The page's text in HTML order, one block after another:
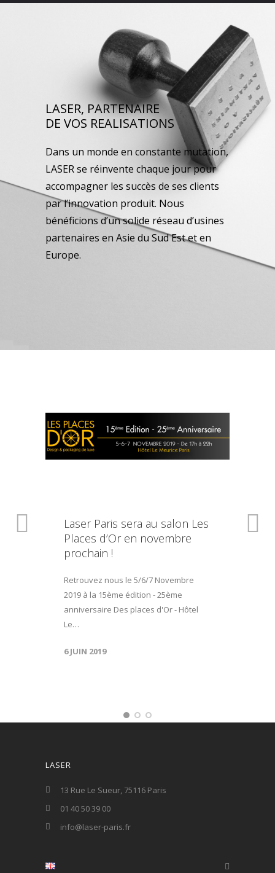
LASER, PARTENAIRE
DE VOS REALISATIONS
Dans un monde en constante mutation,
LASER se réinvente chaque jour pour
accompagner les succès de ses clients
par l’innovation produit. Nous
bénéficions d’un solide réseau d’usines
partenaires en Asie du Sud Est et en
Europe.
Laser Paris sera au salon Les
Places d’Or en novembre
prochain !
Retrouvez nous le 5/6/7 Novembre
2019 à la 15ème édition - 25ème
anniversaire Des places d'Or - Hôtel
Le…
6 JUIN 2019
LASER
13 Rue Le Sueur, 75116 Paris
01 40 50 39 00
info@laser-paris.fr